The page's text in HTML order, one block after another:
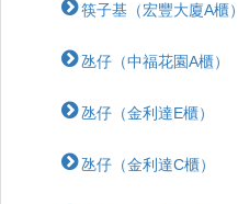
筷子基（宏豐大廈A櫃）
氹仔（中福花園A櫃）
氹仔（金利達E櫃）
氹仔（金利達C櫃）